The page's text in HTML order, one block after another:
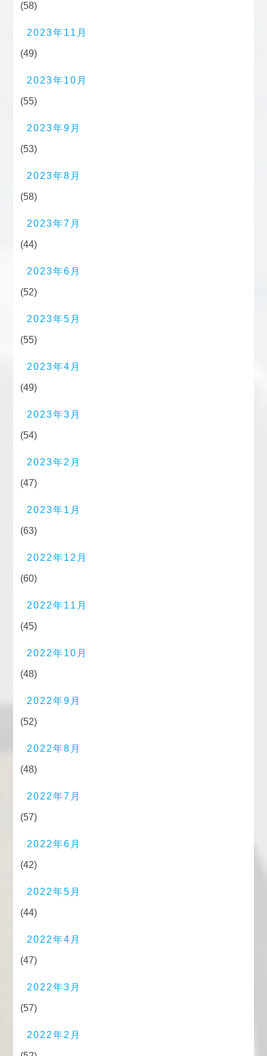
(58)
2023年11月
(49)
2023年10月
(55)
2023年9月
(53)
2023年8月
(58)
2023年7月
(44)
2023年6月
(52)
2023年5月
(55)
2023年4月
(49)
2023年3月
(54)
2023年2月
(47)
2023年1月
(63)
2022年12月
(60)
2022年11月
(45)
2022年10月
(48)
2022年9月
(52)
2022年8月
(48)
2022年7月
(57)
2022年6月
(42)
2022年5月
(44)
2022年4月
(47)
2022年3月
(57)
2022年2月